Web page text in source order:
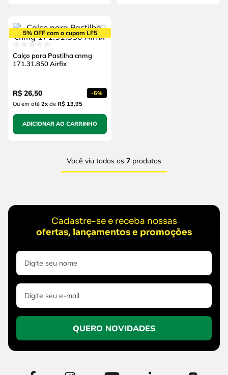
5% OFF com o cupom LF5
Calço para Pastilha cnmg
171.31.850 Airfix
R$ 26,50 -5%
Ou em até 2xde R$ 13,95
ADICIONAR AO CARRINHO
Você viu todos os 7 produtos
Cadastre-se e receba nossas
ofertas, lançamentos e promoções
QUERO NOVIDADES